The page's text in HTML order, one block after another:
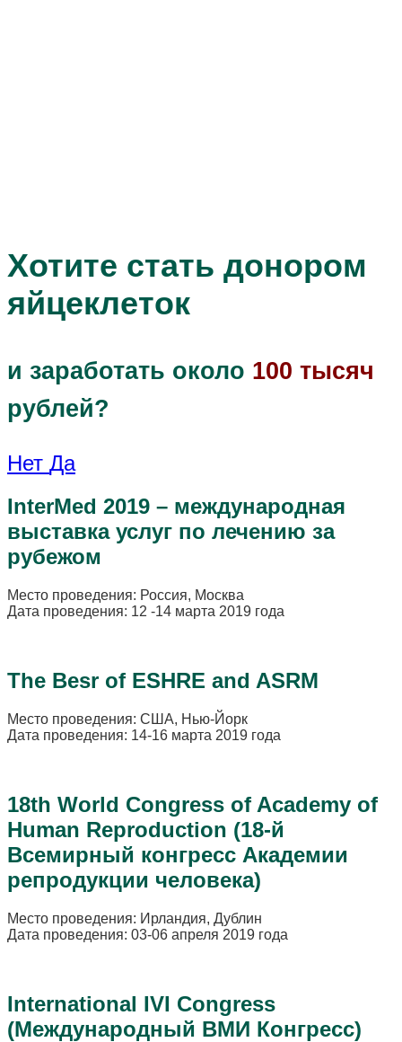
Хотите стать донором
яйцеклеток
и заработать около 100 тысяч
рублей?
Нет Да
InterMed 2019 – международная
выставка услуг по лечению за
рубежом
Место проведения: Россия, Москва
Дата проведения: 12 -14 марта 2019 года
The Besr of ESHRE and ASRM
Место проведения: США, Нью-Йорк
Дата проведения: 14-16 марта 2019 года
18th World Congress of Academy of
Human Reproduction (18-й
Всемирный конгресс Академии
репродукции человека)
Место проведения: Ирландия, Дублин
Дата проведения: 03-06 апреля 2019 года
International IVI Congress
(Международный ВМИ Конгресс)